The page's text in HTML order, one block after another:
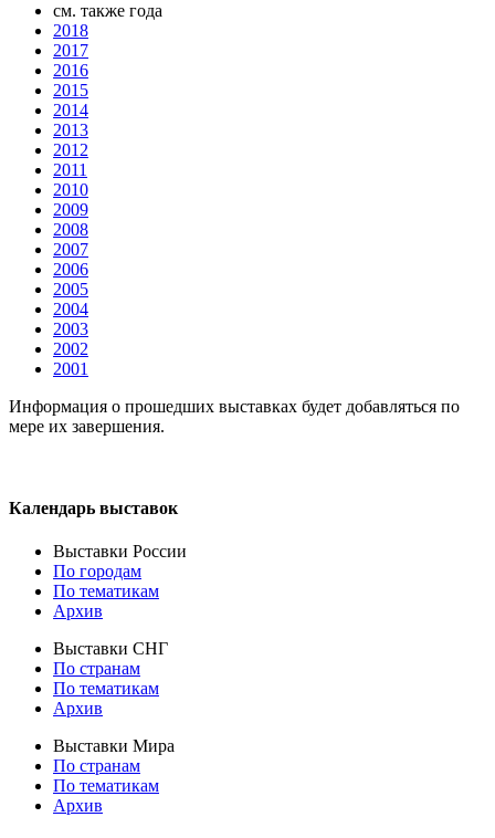
см. также года
2018
2017
2016
2015
2014
2013
2012
2011
2010
2009
2008
2007
2006
2005
2004
2003
2002
2001
Информация о прошедших выставках будет добавляться по
мере их завершения.
Календарь выставок
Выставки России
По городам
По тематикам
Архив
Выставки СНГ
По странам
По тематикам
Архив
Выставки Мира
По странам
По тематикам
Архив